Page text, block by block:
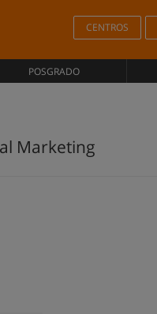
CENTROS
POSGRADO
Marketing